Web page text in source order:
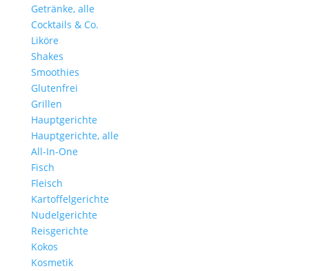
Getränke, alle
Cocktails & Co.
Liköre
Shakes
Smoothies
Glutenfrei
Grillen
Hauptgerichte
Hauptgerichte, alle
All-In-One
Fisch
Fleisch
Kartoffelgerichte
Nudelgerichte
Reisgerichte
Kokos
Kosmetik